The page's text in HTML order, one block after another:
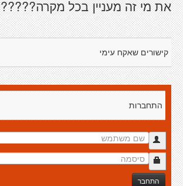
את מי זה מעניין בכל מקרה?????
קישורים שאקח עימי
התחברות
התחבר